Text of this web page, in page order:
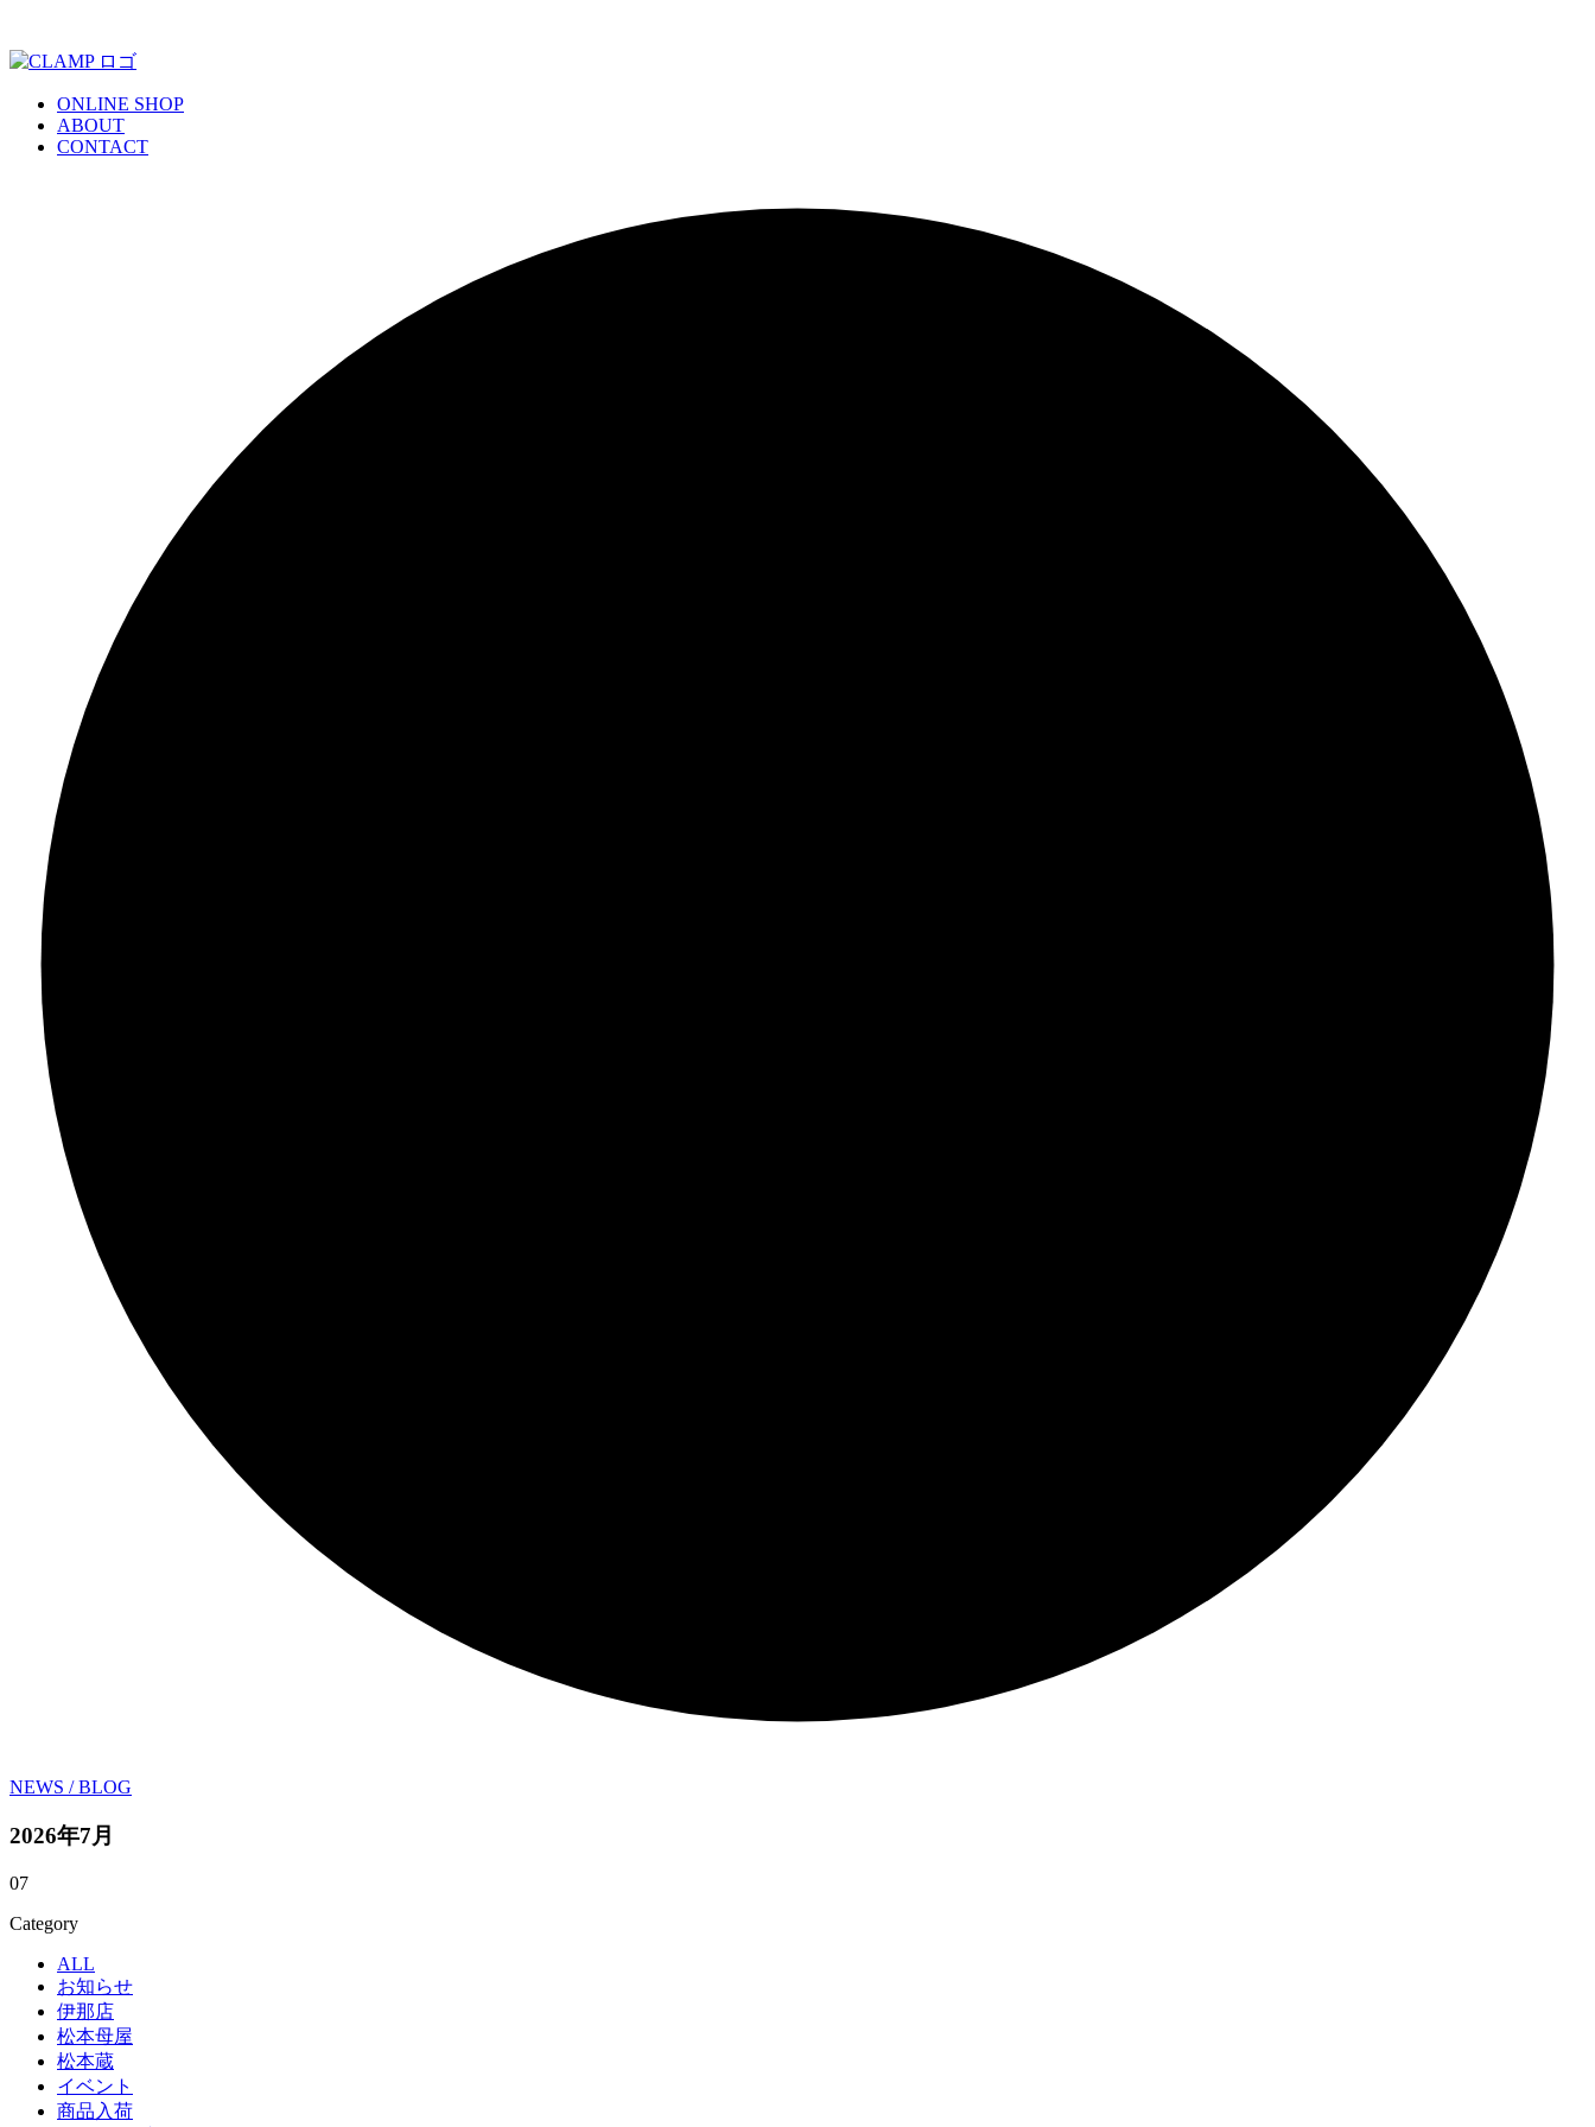
ONLINE SHOP
ABOUT
CONTACT
NEWS / BLOG
2026年7月
07
Category
ALL
お知らせ
伊那店
松本母屋
松本蔵
イベント
商品入荷